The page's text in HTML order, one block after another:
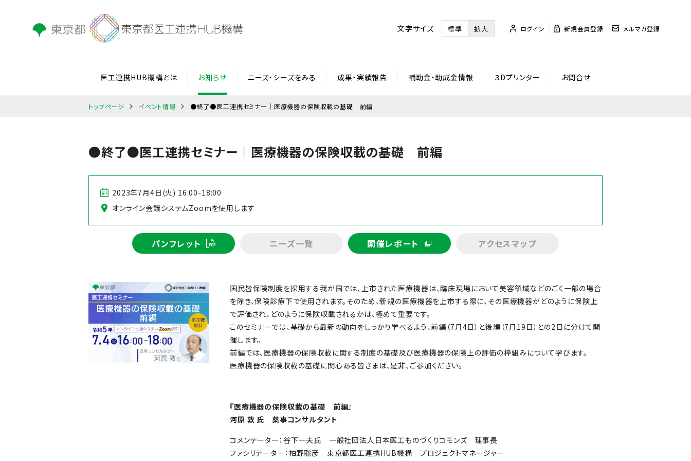
文字サイズ 標準 拡大 ログイン 新規会員登録 メルマガ登録
医工連携HUB機構とは お知らせ ニーズ・シーズをみる 成果・実績報告 補助金・助成金情報 ３Dプリンター お問合せ
トップページ イベント情報 ●終了●医工連携セミナー｜医療機器の保険収載の基礎 前編
●終了●医工連携セミナー｜医療機器の保険収載の基礎 前編
2023年7月4日(火) 16:00-18:00
オンライン会議システムZoomを使用します
パンフレット ニーズ一覧 開催レポート アクセスマップ
国民皆保険制度を採用する我が国では、上市された医療機器は、臨床現場において美容領域などのごく一部の場合
を除き、保険診療下で使用されます。そのため、新規の医療機器を上市する際に、その医療機器がどのように保険上
で評価され、どのように保険収載されるかは、極めて重要です。
このセミナーでは、基礎から最新の動向をしっかり学べるよう、前編（7月4日）と後編（7月19日）との2日に分けて開
催します。
前編では、医療機器の保険収載に関する制度の基礎及び医療機器の保険上の評価の枠組みについて学びます。
医療機器の保険収載の基礎に関心ある皆さまは、是非、ご参加ください。
『医療機器の保険収載の基礎 前編』
河原 敦 氏 薬事コンサルタント
コメンテーター：谷下一夫氏 一般社団法人日本医工ものづくりコモンズ 理事長
ファシリテーター：柏野聡彦 東京都医工連携HUB機構 プロジェクトマネージャー